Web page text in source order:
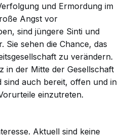
und Ermordung im
Angst vor
sind jüngere Sinti und
Sie sehen die Chance, das
zu verändern.
in der Mitte der Gesellschaft
sind auch bereit, offen und in
einzutreten.
Aktuell sind keine